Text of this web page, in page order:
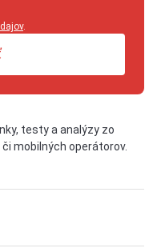
.
testy a analýzy zo
mobilných operátorov.